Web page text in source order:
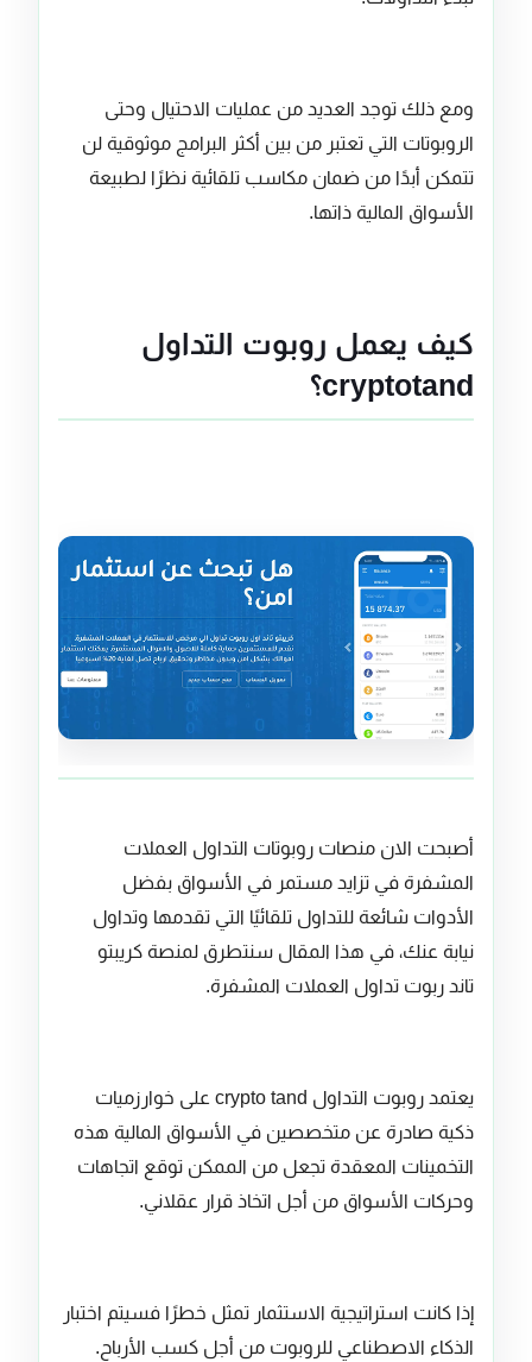
ومع ذلك توجد العديد من عمليات الاحتيال وحتى
الروبوتات التي تعتبر من بين أكثر البرامج موثوقية لن
تتمكن أبدًا من ضمان مكاسب تلقائية نظرًا لطبيعة
الأسواق المالية ذاتها.
كيف يعمل روبوت التداول
cryptotand؟
أصبحت الان منصات روبوتات التداول العملات
المشفرة في تزايد مستمر في الأسواق بفضل
الأدوات شائعة للتداول تلقائيًا التي تقدمها وتداول
نيابة عنك، في هذا المقال سنتطرق لمنصة كريبتو
تاند ربوت تداول العملات المشفرة.
يعتمد روبوت التداول crypto tand على خوارزميات
ذكية صادرة عن متخصصين في الأسواق المالية هذه
التخمينات المعقدة تجعل من الممكن توقع اتجاهات
وحركات الأسواق من أجل اتخاذ قرار عقلاني.
إذا كانت استراتيجية الاستثمار تمثل خطرًا فسيتم اختبار
الذكاء الاصطناعي للروبوت من أجل كسب الأرباح.